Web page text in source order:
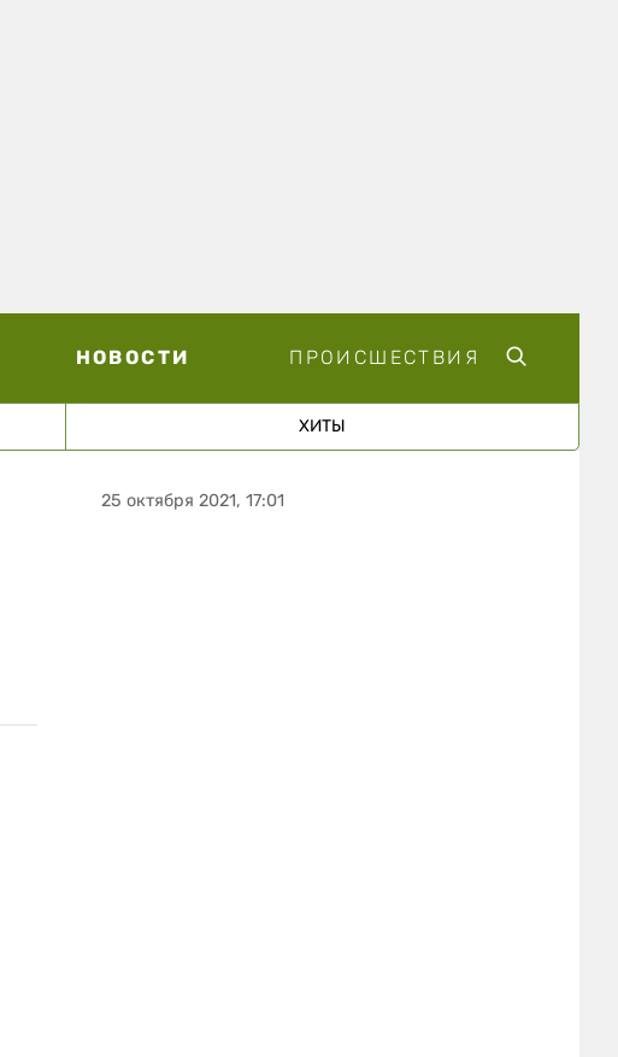
НОВОСТИ ПРОИСШЕСТВИЯ
ХИТЫ
25 октября 2021, 17:01